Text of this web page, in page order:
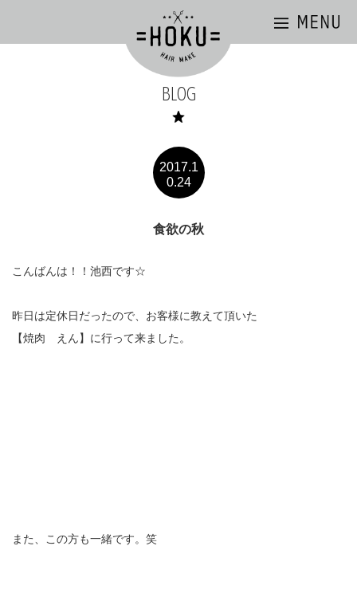
BLOG
2017.1
0.24
食欲の秋
こんばんは！！池西です☆
昨日は定休日だったので、お客様に教えて頂いた
【焼肉 えん】に行って来ました。
また、この方も一緒です。笑